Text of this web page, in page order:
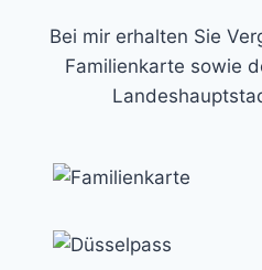
Bei mir erhalten Sie
Familienkarte sowie